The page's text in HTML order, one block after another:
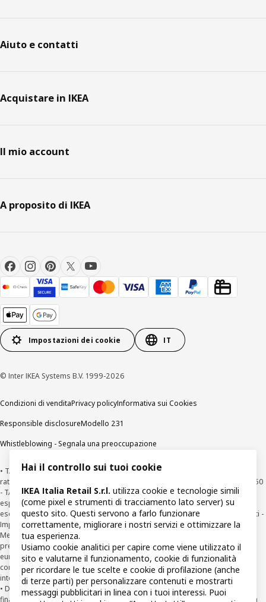
Aiuto e contatti
Acquistare in IKEA
Il mio account
A proposito di IKEA
Impostazioni dei cookie IT
© Inter IKEA Systems B.V. 1999-2026
Condizioni di venditaPrivacy policyInformativa sui Cookies
Responsible disclosureModello 231
Whistleblowing - Segnala una preoccupazione
• TASSO ZERO: fino a 24 mesi importo finanziabile da €49 a €15.000. Prima
rata a 30 giorni - Esempio: €500 (importo totale del credito) in 10 rate da € 50
- TAN fisso 0% TAEG 0%. Il TAEG rappresenta il costo totale del credito
espresso in percentuale annua e in certi casi può essere diverso da zero
esclusivamente per effetto di arrotondamento decimale. Tutti i costi azzerati -
Importo totale dovuto €500. Offerta valida dal 08/01/2026 al 31/08/2026.
Messaggio pubblicitario con finalità promozionale. Per le informazioni
precontrattuali richiedere sul punto vendita il documento “Informazioni
europee di base sul credito ai consumatori” (SECCI) e copia del testo
contrattuale. Salvo approvazione della finanziaria per cui IKEA opera come
intermediario del credito non in esclusiva.
• Diritto di Ripensamento (recesso ex art. 125 ter T.U.B.) dal contratto di
finanziamento Agos: il Cliente può recedere dal Contratto entro la scadenza
Hai il controllo sui tuoi cookie
IKEA Italia Retail S.r.l. utilizza cookie e tecnologie simili
(come pixel e strumenti di tracciamento lato server) su
questo sito. Questi servono a farlo funzionare
correttamente, migliorare i nostri servizi e ottimizzare la
tua esperienza.
Usiamo cookie analitici per capire come viene utilizzato il
sito e valutarne il funzionamento, cookie di funzionalità
per ricordare le tue scelte e cookie di profilazione (anche
di terze parti) per personalizzare contenuti e mostrarti
messaggi pubblicitari in linea con i tuoi interessi. Puoi